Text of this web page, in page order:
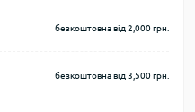
безкоштовна від 2,000 грн.
безкоштовна від 3,500 грн.